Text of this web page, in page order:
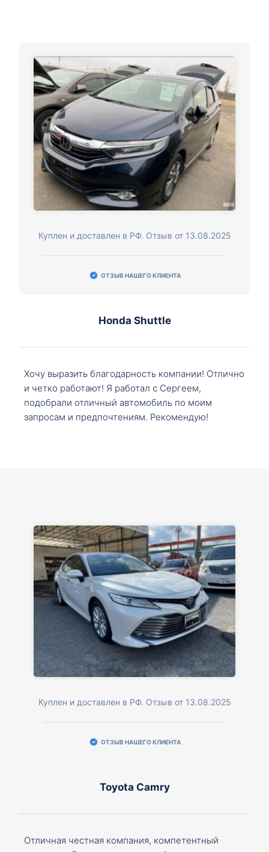
Куплен и доставлен в РФ. Отзыв от 13.08.2025
ОТЗЫВ НАШЕГО КЛИЕНТА
Honda Shuttle
Хочу выразить благодарность компании! Отлично
и четко работают! Я работал с Сергеем,
подобрали отличный автомобиль по моим
запросам и предпочтениям. Рекомендую!
Куплен и доставлен в РФ. Отзыв от 13.08.2025
ОТЗЫВ НАШЕГО КЛИЕНТА
Toyota Camry
Отличная честная компания, компетентный